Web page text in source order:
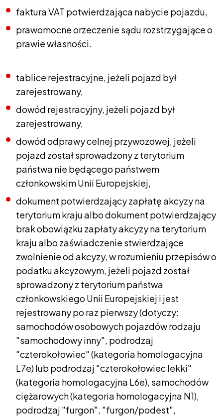
faktura VAT potwierdzająca nabycie pojazdu,
prawomocne orzeczenie sądu rozstrzygające o
prawie własności.
tablice rejestracyjne, jeżeli pojazd był
zarejestrowany,
dowód rejestracyjny, jeżeli pojazd był
zarejestrowany,
dowód odprawy celnej przywozowej, jeżeli
pojazd został sprowadzony z terytorium
państwa nie będącego państwem
członkowskim Unii Europejskiej,
dokument potwierdzający zapłatę akcyzy na
terytorium kraju albo dokument potwierdzający
brak obowiązku zapłaty akcyzy na terytorium
kraju albo zaświadczenie stwierdzające
zwolnienie od akcyzy, w rozumieniu przepisów o
podatku akcyzowym, jeżeli pojazd został
sprowadzony z terytorium państwa
członkowskiego Unii Europejskiej i jest
rejestrowany po raz pierwszy (dotyczy:
samochodów osobowych pojazdów rodzaju
"samochodowy inny", podrodzaj
"czterokołowiec" (kategoria homologacyjna
L7e) lub podrodzaj "czterokołowiec lekki"
(kategoria homologacyjna L6e), samochodów
ciężarowych (kategoria homologacyjna N1),
podrodzaj "furgon", "furgon/podest",